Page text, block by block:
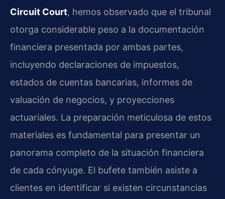
Circuit Court, hemos observado que el tribunal
otorga considerable peso a la documentación
financiera presentada por ambas partes,
incluyendo declaraciones de impuestos,
estados de cuentas bancarias, informes de
valuación de negocios, y proyecciones
actuariales. La preparación meticulosa de estos
materiales es fundamental para presentar un
panorama completo de la situación financiera
de cada cónyuge. El bufete también asiste a
clientes en identificar si existen circunstancias